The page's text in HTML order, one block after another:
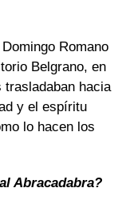
Romano
Belgrano, en
hacia
y el espíritu
lo hacen los
Abracadabra?